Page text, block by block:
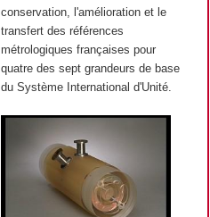
conservation, l'amélioration et le
transfert des références
métrologiques françaises pour
quatre des sept grandeurs de base
du Système International d'Unité.